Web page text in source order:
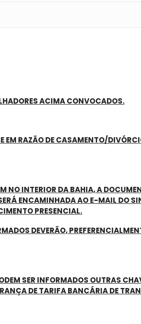
ACIMA CONVOCADOS.
EM RAZÃO DE CASAMENTO/
NO INTERIOR DA BAHIA, A
ENCAMINHADA AO E-MAIL DO
PRESENCIAL.
DEVERÃO,
SER INFORMADOS OUTRAS
DE TARIFA BANCÁRIA DE